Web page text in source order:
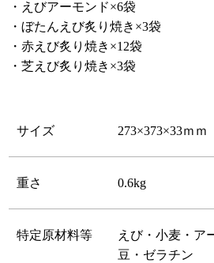
・えびアーモンド×6袋
・ぼたんえび炙り焼き×3袋
・赤えび炙り焼き×12袋
・芝えび炙り焼き×3袋
サイズ 273×373×33ｍｍ
重さ 0.6kg
特定原材料等
えび・小麦・ア
豆・ゼラチン